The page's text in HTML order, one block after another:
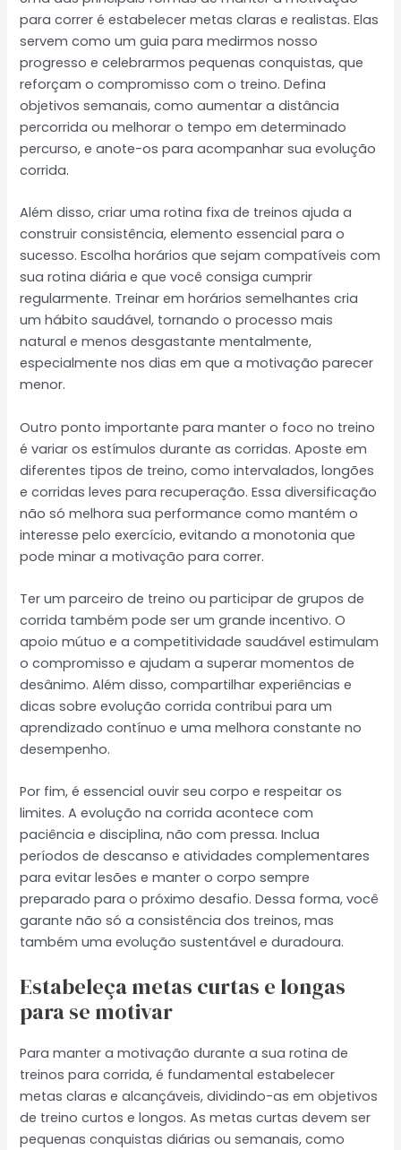
para correr é estabelecer metas claras e realistas. Elas
servem como um guia para medirmos nosso
progresso e celebrarmos pequenas conquistas, que
reforçam o compromisso com o treino. Defina
objetivos semanais, como aumentar a distância
percorrida ou melhorar o tempo em determinado
percurso, e anote-os para acompanhar sua evolução
corrida.
Além disso, criar uma rotina fixa de treinos ajuda a
construir consistência, elemento essencial para o
sucesso. Escolha horários que sejam compatíveis com
sua rotina diária e que você consiga cumprir
regularmente. Treinar em horários semelhantes cria
um hábito saudável, tornando o processo mais
natural e menos desgastante mentalmente,
especialmente nos dias em que a motivação parecer
menor.
Outro ponto importante para manter o foco no treino
é variar os estímulos durante as corridas. Aposte em
diferentes tipos de treino, como intervalados, longões
e corridas leves para recuperação. Essa diversificação
não só melhora sua performance como mantém o
interesse pelo exercício, evitando a monotonia que
pode minar a motivação para correr.
Ter um parceiro de treino ou participar de grupos de
corrida também pode ser um grande incentivo. O
apoio mútuo e a competitividade saudável estimulam
o compromisso e ajudam a superar momentos de
desânimo. Além disso, compartilhar experiências e
dicas sobre evolução corrida contribui para um
aprendizado contínuo e uma melhora constante no
desempenho.
Por fim, é essencial ouvir seu corpo e respeitar os
limites. A evolução na corrida acontece com
paciência e disciplina, não com pressa. Inclua
períodos de descanso e atividades complementares
para evitar lesões e manter o corpo sempre
preparado para o próximo desafio. Dessa forma, você
garante não só a consistência dos treinos, mas
também uma evolução sustentável e duradoura.
Estabeleça metas curtas e longas
para se motivar
Para manter a motivação durante a sua rotina de
treinos para corrida, é fundamental estabelecer
metas claras e alcançáveis, dividindo-as em objetivos
de treino curtos e longos. As metas curtas devem ser
pequenas conquistas diárias ou semanais, como